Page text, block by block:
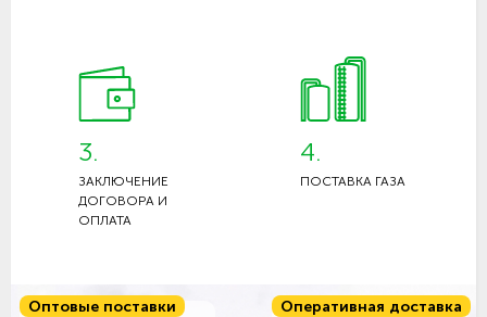
3.
ЗАКЛЮЧЕНИЕ
ДОГОВОРА И
ОПЛАТА
4.
ПОСТАВКА ГАЗА
Оптовые поставки Оперативная доставка